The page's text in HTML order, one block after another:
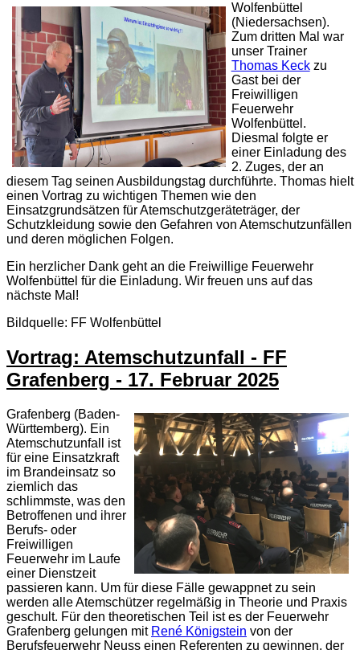
Wolfenbüttel
(Niedersachsen).
Zum dritten Mal war
unser Trainer
Thomas Keckzu
Gast bei der
Freiwilligen
Feuerwehr
Wolfenbüttel.
Diesmal folgte er
einer Einladung des
2. Zuges, der an
diesem Tag seinen Ausbildungstag durchführte. Thomas hielt
einen Vortrag zu wichtigen Themen wie den
Einsatzgrundsätzen für Atemschutzgeräteträger, der
Schutzkleidung sowie den Gefahren von Atemschutzunfällen
und deren möglichen Folgen.
Ein herzlicher Dank geht an die Freiwillige Feuerwehr
Wolfenbüttel für die Einladung. Wir freuen uns auf das
nächste Mal!
Bildquelle: FF Wolfenbüttel
Vortrag: Atemschutzunfall - FF
Grafenberg - 17. Februar 2025
Grafenberg (Baden-
Württemberg). Ein
Atemschutzunfall ist
für eine Einsatzkraft
im Brandeinsatz so
ziemlich das
schlimmste, was den
Betroffenen und ihrer
Berufs- oder
Freiwilligen
Feuerwehr im Laufe
einer Dienstzeit
passieren kann. Um für diese Fälle gewappnet zu sein
werden alle Atemschützer regelmäßig in Theorie und Praxis
geschult. Für den theoretischen Teil ist es der Feuerwehr
Grafenberg gelungen mit René Königstein von der
Berufsfeuerwehr Neuss einen Referenten zu gewinnen, der